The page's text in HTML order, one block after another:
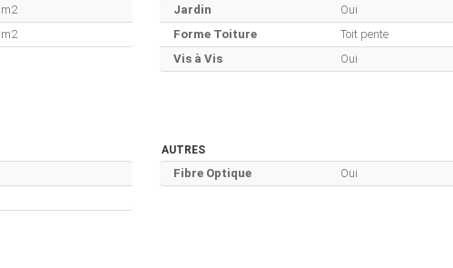
Jardin
Oui
Forme Toiture
Toit pente
Vis à Vis
Oui
AUTRES
Fibre Optique Oui